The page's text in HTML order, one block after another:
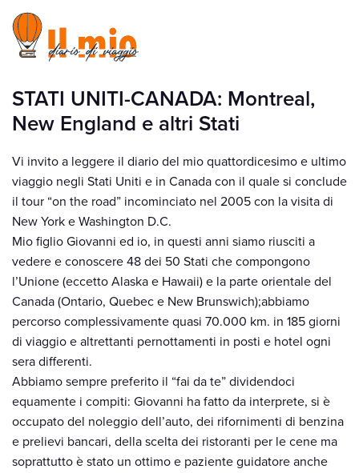
STATI UNITI-CANADA: Montreal,
New England e altri Stati
Vi invito a leggere il diario del mio quattordicesimo e ultimo
viaggio negli Stati Uniti e in Canada con il quale si conclude
il tour “on the road” incominciato nel 2005 con la visita di
New York e Washington D.C.
Mio figlio Giovanni ed io, in questi anni siamo riusciti a
vedere e conoscere 48 dei 50 Stati che compongono
l’Unione (eccetto Alaska e Hawaii) e la parte orientale del
Canada (Ontario, Quebec e New Brunswich);abbiamo
percorso complessivamente quasi 70.000 km. in 185 giorni
di viaggio e altrettanti pernottamenti in posti e hotel ogni
sera differenti.
Abbiamo sempre preferito il “fai da te” dividendoci
equamente i compiti: Giovanni ha fatto da interprete, si è
occupato del noleggio dell’auto, dei rifornimenti di benzina
e prelievi bancari, della scelta dei ristoranti per le cene ma
soprattutto è stato un ottimo e paziente guidatore anche